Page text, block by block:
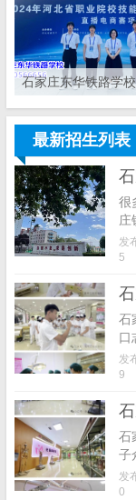
石家庄东华铁路学
可以申请单招免试？
最新招生列表
很
庄
来
季
发
5
石
口
0
发
9
石
子
就
训
发
0